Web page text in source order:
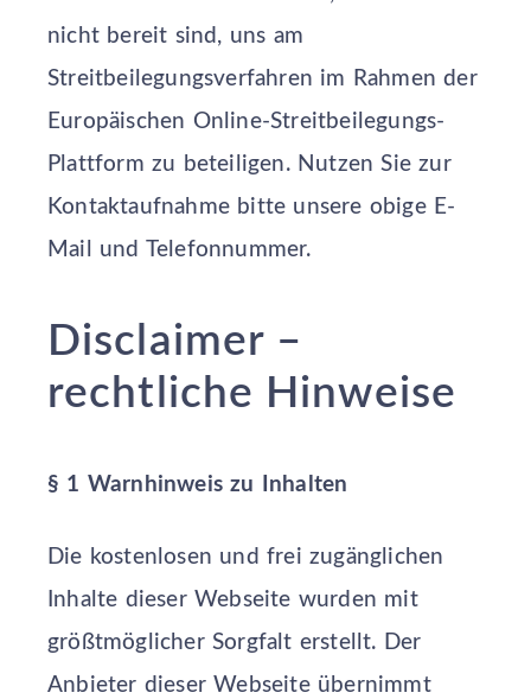
nicht bereit sind, uns am
Streitbeilegungsverfahren im Rahmen der
Europäischen Online-Streitbeilegungs-
Plattform zu beteiligen. Nutzen Sie zur
Kontaktaufnahme bitte unsere obige E-
Mail und Telefonnummer.
Disclaimer –
rechtliche Hinweise
§ 1 Warnhinweis zu Inhalten
Die kostenlosen und frei zugänglichen
Inhalte dieser Webseite wurden mit
größtmöglicher Sorgfalt erstellt. Der
Anbieter dieser Webseite übernimmt